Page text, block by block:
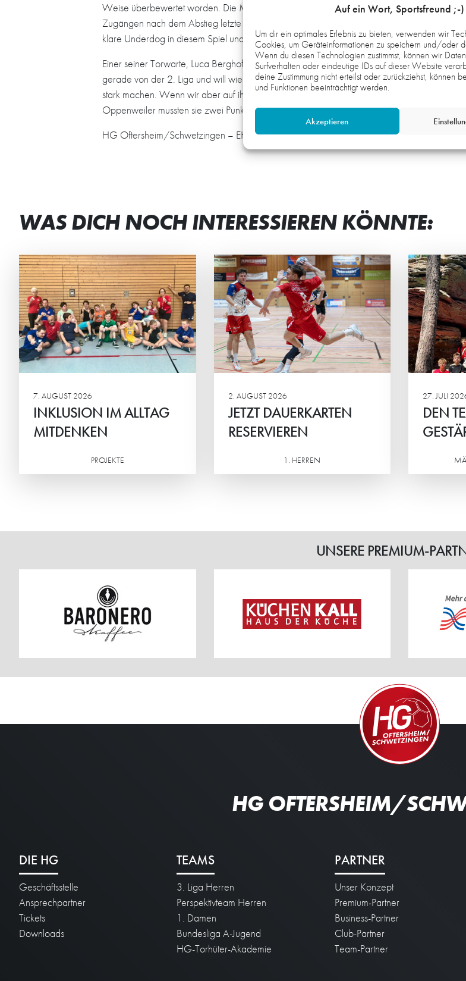
Auf ein Wort, Sportsfreund ;-)
Um dir ein optimales Erlebnis zu bieten, verwenden wir
Cookies, um Geräteinformationen zu speichern und/oder
Wenn du diesen Technologien zustimmst, können wir
Surfverhalten oder eindeutige IDs auf dieser Website
deine Zustimmung nicht erteilst oder zurückziehst, können
und Funktionen beeinträchtigt werden.
Akzeptieren
Weise überbewertet worden. Die Mannschaft ist einfach noch nicht komplett im Flow. Das
Zugängen nach dem Abstieg letzte Saison.“ Er wagt auch eine Prognose: „Ich bin mir
klare Underdog in diesem Spiel und müssen uns ordentlich strecken, um Zählbares in den
Einer seiner Torwarte, Luca Berghoffer, hat sich auch schon mit dem Gast
gerade von der 2. Liga und will wieder hoch. Leute wie Mubenzem, Verstejnen, Bones
stark machen. Wenn wir aber auf ihre letzte Partie schauen, muss man sagen, dass sie
Oppenweiler mussten sie zwei Punkte abgeben und somit ist auch dieser Gegner für uns
HG Oftersheim/Schwetzingen – EHV Aue (Samstag, 19.30 Uhr, Nordstadthalle
WAS DICH NOCH INTERESSIEREN KÖNNTE:
7. AUGUST 2026
INKLUSION IM ALLTAG
MITDENKEN
PROJEKTE
2. AUGUST 2026
JETZT DAUERKARTEN
RESERVIEREN
1. HERREN
JETZT DAUERKARTEN
RESERVIEREN
Ab sofort können sich die HG-
Fans ihren Sitzplatz für die
Regionalliga sichern.
27. JULI
DEN
DEN TEAMGEIST
GESTÄRKT
Die männliche C2 der HG
verbrachte ein actionreiches
Wochenende in der Südpfalz.
BEI
Beim
Minis
UNSERE PREMIUM-
HG OFTERSHEIM/
DIE HG
Geschäftsstelle
Ansprechpartner
Tickets
Downloads
TEAMS
3. Liga Herren
Perspektivteam Herren
1. Damen
Bundesliga A-Jugend
HG-Torhüter-Akademie
PARTNER
Unser Konzept
Premium-Partner
Business-Partner
Club-Partner
Team-Partner